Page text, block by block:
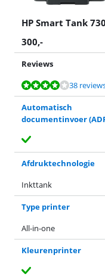
HP Smart Tank
300,-
Reviews
Beoordeling is 8,4 van de 10,
38
Beoordeling is 8,7 van de 10,
Beoordeling is 8,9 van de 10,
Automatisch
documentinvoer
Afdruktechnologie
Inkttank
Type printer
All-in-one
Kleurenprinter